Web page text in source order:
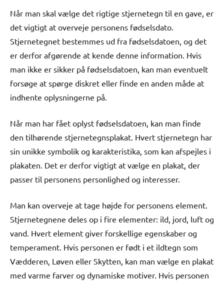
Når man skal vælge det rigtige stjernetegn til en gave, er
det vigtigt at overveje personens fødselsdato.
Stjernetegnet bestemmes ud fra fødselsdatoen, og det
er derfor afgørende at kende denne information. Hvis
man ikke er sikker på fødselsdatoen, kan man eventuelt
forsøge at spørge diskret eller finde en anden måde at
indhente oplysningerne på.
Når man har fået oplyst fødselsdatoen, kan man finde
den tilhørende stjernetegnsplakat. Hvert stjernetegn har
sin unikke symbolik og karakteristika, som kan afspejles i
plakaten. Det er derfor vigtigt at vælge en plakat, der
passer til personens personlighed og interesser.
Man kan overveje at tage højde for personens element.
Stjernetegnene deles op i fire elementer: ild, jord, luft og
vand. Hvert element giver forskellige egenskaber og
temperament. Hvis personen er født i et ildtegn som
Vædderen, Løven eller Skytten, kan man vælge en plakat
med varme farver og dynamiske motiver. Hvis personen